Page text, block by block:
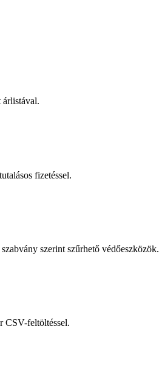
árlistával.
fizetéssel.
szerint szűrhető védőeszközök.
CSV-feltöltéssel.